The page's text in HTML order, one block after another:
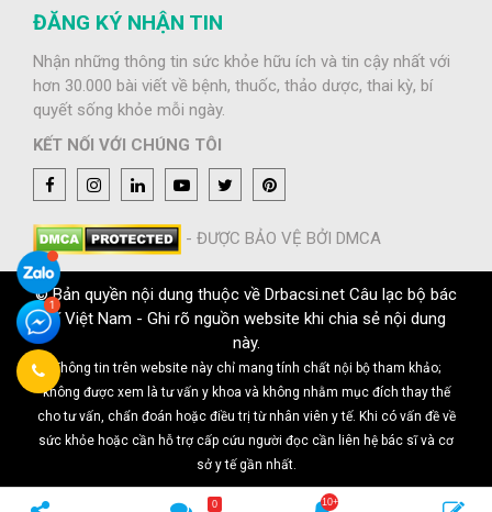
ĐĂNG KÝ NHẬN TIN
Nhận những thông tin sức khỏe hữu ích và tin cậy nhất với
hơn 30.000 bài viết về bệnh, thuốc, thảo dược, thai kỳ, bí
quyết sống khỏe mỗi ngày.
KẾT NỐI VỚI CHÚNG TÔI
- ĐƯỢC BẢO VỆ BỞI DMCA
© Bản quyền nội dung thuộc về Drbacsi.net Câu lạc bộ bác
sĩ Việt Nam - Ghi rõ nguồn website khi chia sẻ nội dung
này.
Thông tin trên website này chỉ mang tính chất nội bộ tham khảo;
không được xem là tư vấn y khoa và không nhằm mục đích thay thế
cho tư vấn, chẩn đoán hoặc điều trị từ nhân viên y tế. Khi có vấn đề về
sức khỏe hoặc cần hỗ trợ cấp cứu người đọc cần liên hệ bác sĩ và cơ
sở y tế gần nhất.
0